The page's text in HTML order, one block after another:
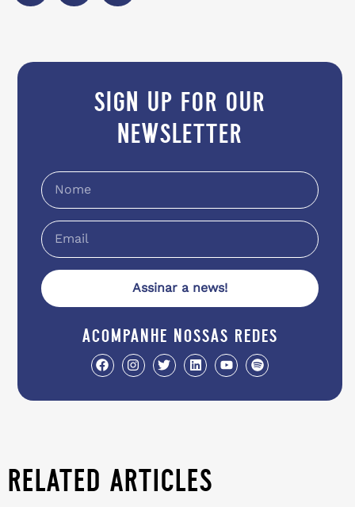
sign up for our
newsletter
Assinar a news!
acompanhe nossas redes
related articles